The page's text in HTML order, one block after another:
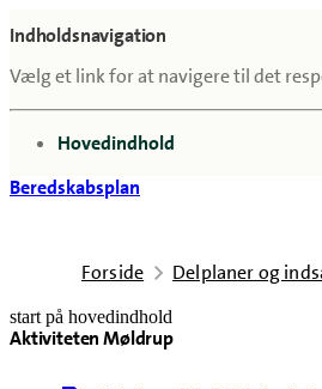
Indholdsnavigation
Vælg et link for at navigere til det
gå til
Hovedindhold
Beredskabsplan
Forside Delplaner og
start på hovedindhold
Aktiviteten Møldrup
senest opdateret 21. april 2026